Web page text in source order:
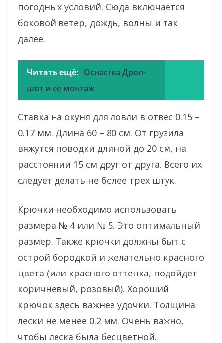
погодных условий. Сюда включается
боковой ветер, дождь, волны и так
далее.
Читать ещё: Оснастка Дроп-
шот и ее монтаж
Ставка на окуня для ловли в отвес 0.15 –
0.17 мм. Длина 60 – 80 см. От грузила
вяжутся поводки длиной до 20 см, на
расстоянии 15 см друг от друга. Всего их
следует делать не более трех штук.
Крючки необходимо использовать
размера № 4 или № 5. Это оптимальный
размер. Также крючки должны быт с
острой бородкой и желательно красного
цвета (или красного оттенка, подойдет
коричневый, розовый). Хороший
крючок здесь важнее удочки. Толщина
лески не менее 0.2 мм. Очень важно,
чтобы леска была бесцветной.